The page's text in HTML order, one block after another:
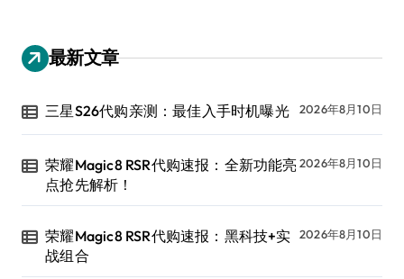
最新文章
三星S26代购亲测：最佳入手时机曝光 2026年8月10日
荣耀Magic8 RSR代购速报：全新功能亮
点抢先解析！
2026年8月10日
荣耀Magic8 RSR代购速报：黑科技+实
战组合
2026年8月10日